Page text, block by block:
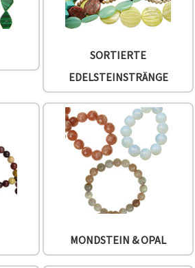
SORTIERTE
EDELSTEINSTRÄNGE
MONDSTEIN & OPAL